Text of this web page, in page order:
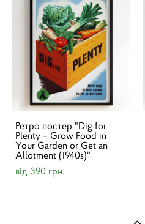
Ретро постер "Dig for
Plenty – Grow Food in
Your Garden or Get an
Allotment (1940s)"
від 390 грн.